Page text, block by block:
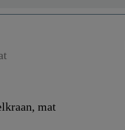
mat